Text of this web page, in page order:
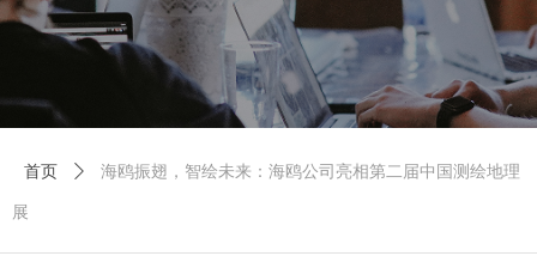
首页 ꄲ 海鸥振翅，智绘未来：海鸥公司亮相第二届中国测绘地理
展